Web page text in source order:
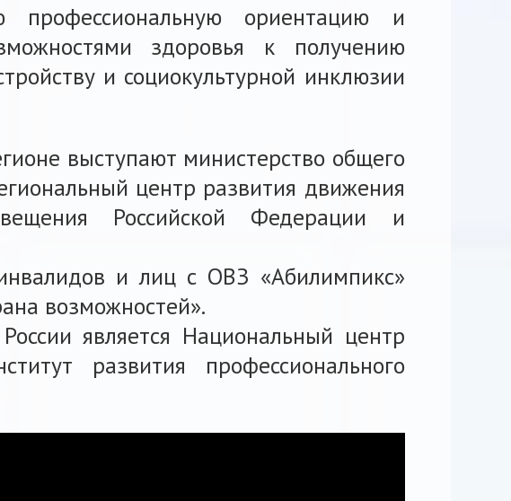
профессиональную ориентацию и
здоровья к получению
и социокультурной инклюзии
выступают министерство общего
центр развития движения
Российской Федерации и
и лиц с ОВЗ «Абилимпикс»
возможностей».
является Национальный центр
развития профессионального